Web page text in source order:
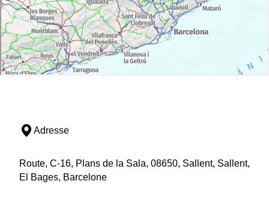
Adresse
Route, C-16, Plans de la Sala, 08650, Sallent, Sallent,
El Bages, Barcelone